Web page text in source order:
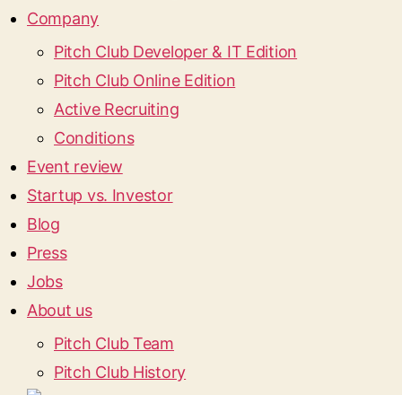
Company
Pitch Club Developer & IT Edition
Pitch Club Online Edition
Active Recruiting
Conditions
Event review
Startup vs. Investor
Blog
Press
Jobs
About us
Pitch Club Team
Pitch Club History